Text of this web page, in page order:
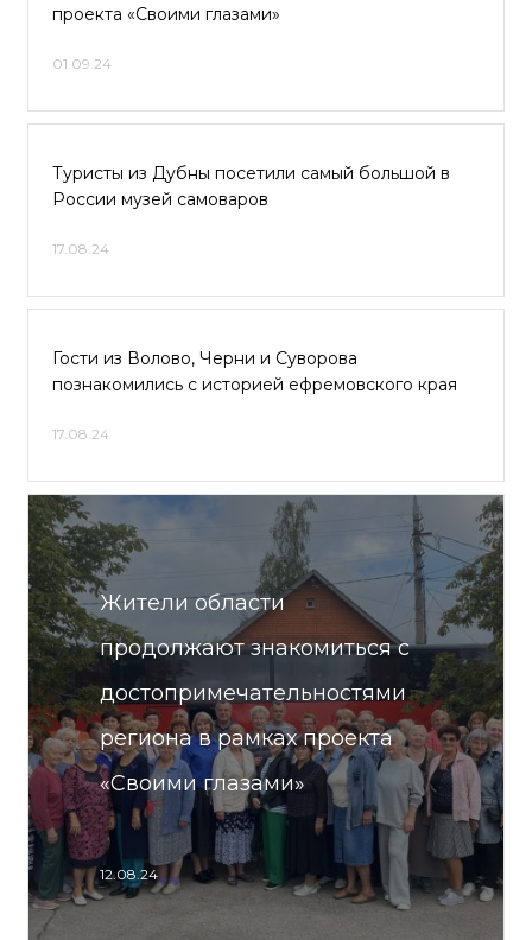
проекта «Своими глазами»
01.09.24
Туристы из Дубны посетили самый большой в
России музей самоваров
17.08.24
Гости из Волово, Черни и Суворова
познакомились с историей ефремовского края
17.08.24
Жители области
продолжают знакомиться с
достопримечательностями
региона в рамках проекта
«Своими глазами»
12.08.24